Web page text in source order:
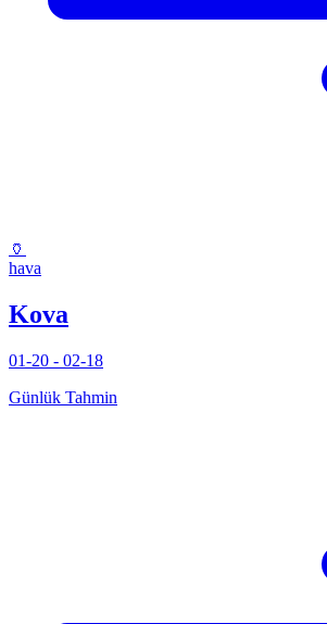
🏺
hava
Kova
01-20 - 02-18
Günlük Tahmin